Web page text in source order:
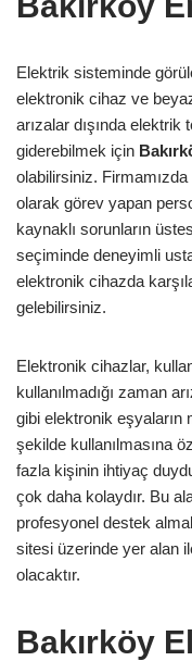
Elektrik sisteminde
elektronik cihaz ve
arızalar dışında elektrik
giderebilmek için
olabilirsiniz.
olarak görev yapan
kaynaklı sorunların
seçiminde deneyimli
elektronik cihazda
gelebilirsiniz.
Elektronik cihazlar,
kullanılmadığı zaman
gibi elektronik eşyaların
şekilde kullanılmasına
fazla kişinin ihtiyaç
çok daha kolaydır. Bu
profesyonel destek
sitesi üzerinde yer alan
olacaktır.
Bakırköy